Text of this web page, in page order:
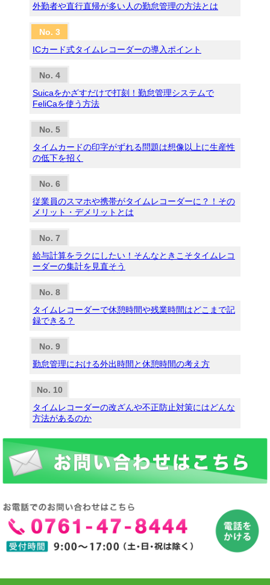
外勤者や直行直帰が多い人の勤怠管理の方法とは
ICカード式タイムレコーダーの導入ポイント
Suicaをかざすだけで打刻！勤怠管理システムで
FeliCaを使う方法
タイムカードの印字がずれる問題は想像以上に生産性
の低下を招く
従業員のスマホや携帯がタイムレコーダーに？！その
メリット・デメリットとは
給与計算をラクにしたい！そんなときこそタイムレコ
ーダーの集計を見直そう
タイムレコーダーで休憩時間や残業時間はどこまで記
録できる？
勤怠管理における外出時間と休憩時間の考え方
タイムレコーダーの改ざんや不正防止対策にはどんな
方法があるのか